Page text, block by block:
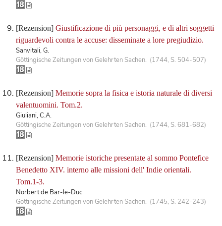
[Rezension] Giustificazione di più personaggi, e di altri soggetti
riguardevoli contra le accuse: disseminate a lore pregiudizio.
Sanvitali, G.
Göttingische Zeitungen von Gelehrten Sachen. (1744, S. 504-507)
[Rezension] Memorie sopra la fisica e istoria naturale di diversi
valentuomini. Tom.2.
Giuliani, C.A.
Göttingische Zeitungen von Gelehrten Sachen. (1744, S. 681-682)
[Rezension] Memorie istoriche presentate al sommo Pontefice
Benedetto XIV. interno alle missioni dell' Indie orientali.
Tom.1-3.
Norbert de Bar-le-Duc
Göttingische Zeitungen von Gelehrten Sachen. (1745, S. 242-243)